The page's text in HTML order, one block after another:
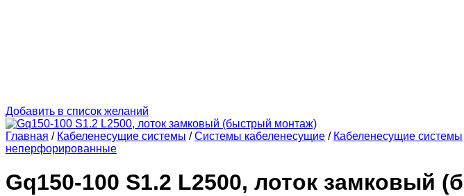
Добавить в список желаний
Главная / Кабеленесущие системы / Системы кабеленесущие / Кабеленесущие системы
неперфорированные
Gq150-100 S1.2 L2500, лоток замковый